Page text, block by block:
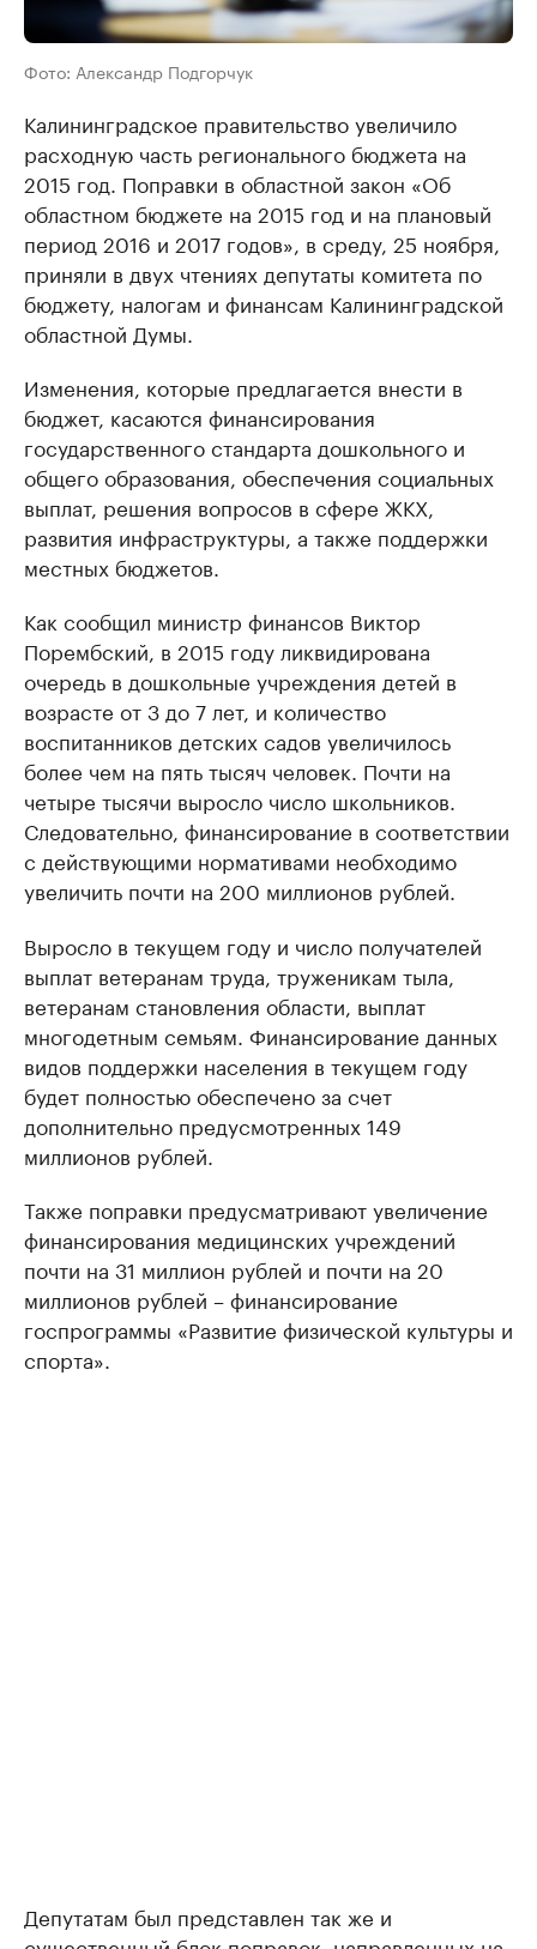
Фото: Александр Подгорчук
Калининградское правительство увеличило
расходную часть регионального бюджета на
2015 год. Поправки в областной закон «Об
областном бюджете на 2015 год и на плановый
период 2016 и 2017 годов», в среду, 25 ноября,
приняли в двух чтениях депутаты комитета по
бюджету, налогам и финансам Калининградской
областной Думы.
Изменения, которые предлагается внести в
бюджет, касаются финансирования
государственного стандарта дошкольного и
общего образования, обеспечения социальных
выплат, решения вопросов в сфере ЖКХ,
развития инфраструктуры, а также поддержки
местных бюджетов.
Как сообщил министр финансов Виктор
Порембский, в 2015 году ликвидирована
очередь в дошкольные учреждения детей в
возрасте от 3 до 7 лет, и количество
воспитанников детских садов увеличилось
более чем на пять тысяч человек. Почти на
четыре тысячи выросло число школьников.
Следовательно, финансирование в соответствии
с действующими нормативами необходимо
увеличить почти на 200 миллионов рублей.
Выросло в текущем году и число получателей
выплат ветеранам труда, труженикам тыла,
ветеранам становления области, выплат
многодетным семьям. Финансирование данных
видов поддержки населения в текущем году
будет полностью обеспечено за счет
дополнительно предусмотренных 149
миллионов рублей.
Также поправки предусматривают увеличение
финансирования медицинских учреждений
почти на 31 миллион рублей и почти на 20
миллионов рублей – финансирование
госпрограммы «Развитие физической культуры и
спорта».
Депутатам был представлен так же и